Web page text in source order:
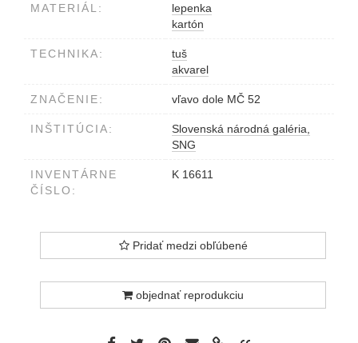
MATERIÁL:
lepenka
kartón
TECHNIKA:
tuš
akvarel
ZNAČENIE: vľavo dole MČ 52
INŠTITÚCIA:
Slovenská národná galéria,
SNG
INVENTÁRNE
ČÍSLO:
K 16611
Pridať medzi obľúbené
objednať reprodukciu